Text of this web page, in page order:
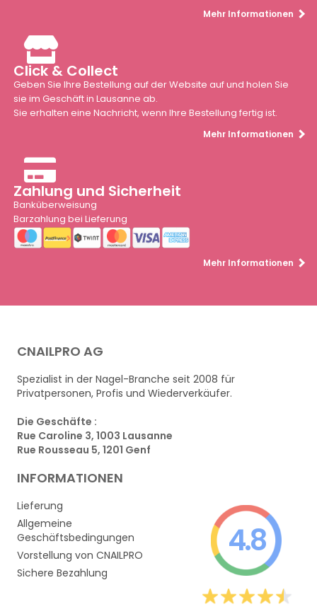
Mehr Informationen
Click & Collect
Geben Sie Ihre Bestellung auf der Website auf und holen Sie
sie im Geschäft in Lausanne ab.
Sie erhalten eine Nachricht, wenn Ihre Bestellung fertig ist.
Mehr Informationen
Zahlung und Sicherheit
Banküberweisung
Barzahlung bei Lieferung
Mehr Informationen
CNAILPRO AG
Spezialist in der Nagel-Branche seit 2008 für
Privatpersonen, Profis und Wiederverkäufer.
Die Geschäfte :
Rue Caroline 3, 1003 Lausanne
Rue Rousseau 5, 1201 Genf
INFORMATIONEN
Lieferung
Allgemeine
Geschäftsbedingungen
Vorstellung von CNAILPRO
Sichere Bezahlung
4.8